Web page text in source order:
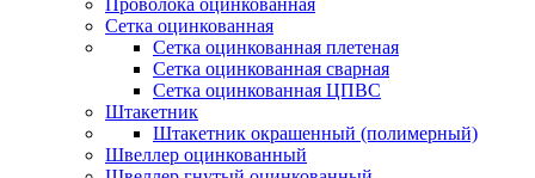
Проволока оцинкованная
Сетка оцинкованная
Сетка оцинкованная плетеная
Сетка оцинкованная сварная
Сетка оцинкованная ЦПВС
Штакетник
Штакетник окрашенный (полимерный)
Швеллер оцинкованный